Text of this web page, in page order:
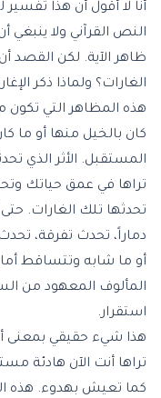
أنا لا أقول أن هذا تفسير
النص القرآني ولا ينبغي
ظاهر الآية. لكن القصد
الغارات؟ ولماذا ذكر
هذه المظاهر التي تكون
كان بالخيل منها أو ما
المستقبل. الأثر الذي
تراها في عمق حياتك
تحدثها تلك الغارات.
دماراً، تحدث تفرقة،
أو ما شابه وتتساقط
المألوف المعهود من
استقرار.
هذا شيء حقيقي بمعنى أن
تراها أنت الآن هادئة
كما تعيش بهدوء. هذه